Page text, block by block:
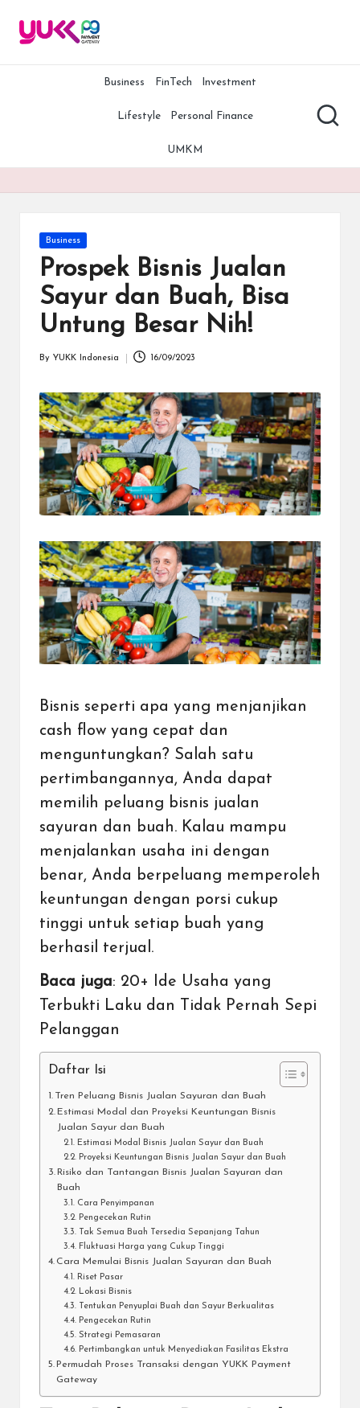
SkipY
G
YUKK
Payment
Indonesia.
Bersama
YUKK
Payment
berbagai
metode
pembayaran
mengirim
dana
dengan
lebih
cepat,
lebih
mudah,
Business FinTech Investment
Lifestyle Personal Finance
UMKM
Posted
in
Business
Prospek Bisnis Jualan
Sayur dan Buah, Bisa
Untung Besar Nih!
By YUKK Indonesia 16/09/2023
Bisnis seperti apa yang menjanjikan
cash flow yang cepat dan
menguntungkan? Salah satu
pertimbangannya, Anda dapat
memilih peluang bisnis jualan
sayuran dan buah. Kalau mampu
menjalankan usaha ini dengan
benar, Anda berpeluang memperoleh
keuntungan dengan porsi cukup
tinggi untuk setiap buah yang
berhasil terjual.
Baca juga: 20+ Ide Usaha yang
Terbukti Laku dan Tidak Pernah Sepi
Pelanggan
Daftar Isi
Tren Peluang Bisnis Jualan Sayuran dan Buah
Estimasi Modal dan Proyeksi Keuntungan Bisnis
Jualan Sayur dan Buah
Estimasi Modal Bisnis Jualan Sayur dan Buah
Proyeksi Keuntungan Bisnis Jualan Sayur dan Buah
Risiko dan Tantangan Bisnis Jualan Sayuran dan
Buah
Cara Penyimpanan
Pengecekan Rutin
Tak Semua Buah Tersedia Sepanjang Tahun
Fluktuasi Harga yang Cukup Tinggi
Cara Memulai Bisnis Jualan Sayuran dan Buah
Riset Pasar
Lokasi Bisnis
Tentukan Penyuplai Buah dan Sayur Berkualitas
Pengecekan Rutin
Strategi Pemasaran
Pertimbangkan untuk Menyediakan Fasilitas Ekstra
Permudah Proses Transaksi dengan YUKK Payment
Gateway